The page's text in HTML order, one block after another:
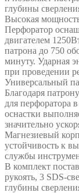
глубины
Высокая
Перфоратор
двигателем
патрона до 750
минуту. Ударная
при проведении
Универсальный
Благодаря
для перфоратора
оснастки
значительно
Магнезиевый
устойчивость к
службы
В комплект
рукоять, 3 SDS-
глубины